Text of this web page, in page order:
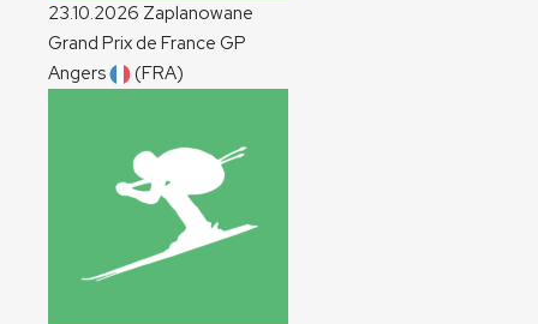
23.10.2026 Zaplanowane
Grand Prix de France GP
Angers
(FRA)